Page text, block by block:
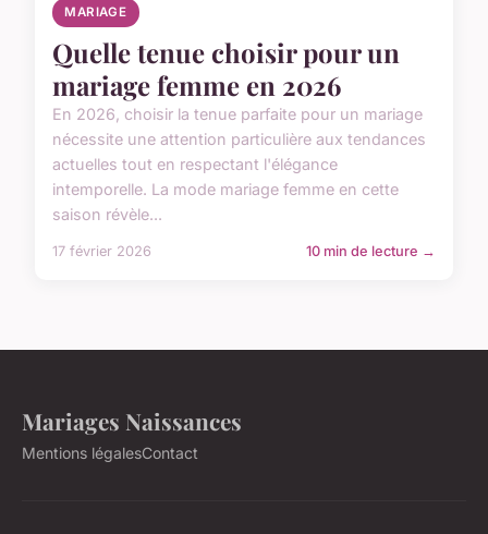
MARIAGE
Quelle tenue choisir pour un
mariage femme en 2026
En 2026, choisir la tenue parfaite pour un mariage
nécessite une attention particulière aux tendances
actuelles tout en respectant l'élégance
intemporelle. La mode mariage femme en cette
saison révèle...
17 février 2026 10 min de lecture →
Mariages Naissances
Mentions légalesContact